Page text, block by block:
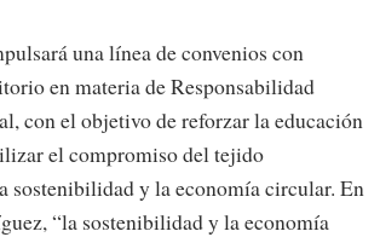
una línea de convenios con
en materia de Responsabilidad
con el objetivo de reforzar la educación
el compromiso del tejido
sostenibilidad y la economía circular. En
“la sostenibilidad y la economía